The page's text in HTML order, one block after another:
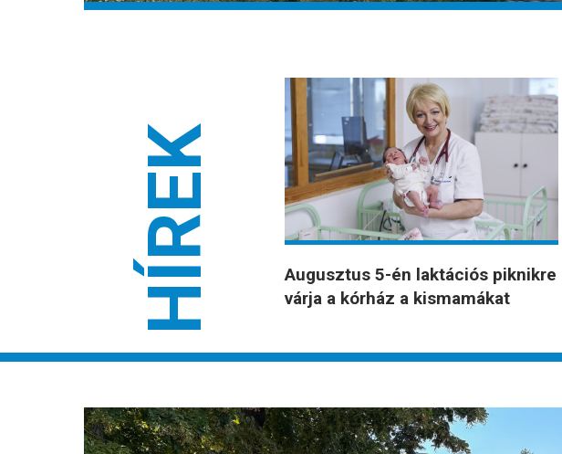
HÍREK
Augusztus 5-én laktációs piknikre
várja a kórház a kismamákat